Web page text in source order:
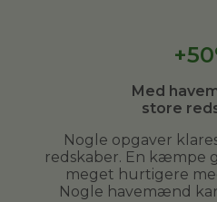
Med
store
Nogle opgaver
redskaber. En kæmpe
meget hurtigere
Nogle havemænd